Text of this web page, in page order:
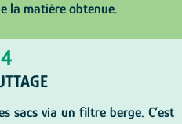
la matière obtenue.
4
sacs via un filtre berge. C’est